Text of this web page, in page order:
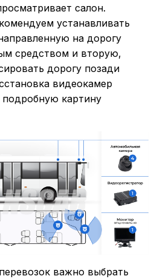
салон.
устанавливать
на дорогу
средством и вторую,
дорогу позади
видеокамер
картину
важно выбрать